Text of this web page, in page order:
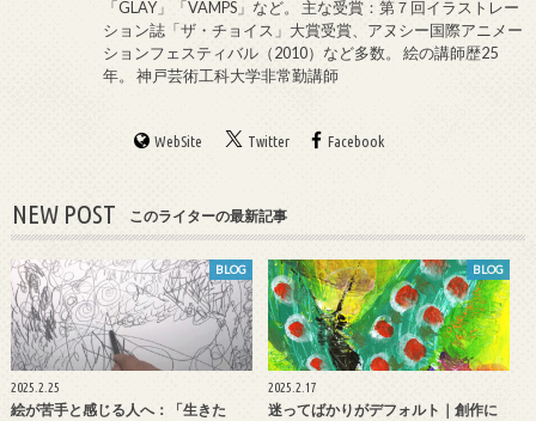
「GLAY」「VAMPS」など。 主な受賞：第７回イラストレー
ション誌「ザ・チョイス」大賞受賞、アヌシー国際アニメー
ションフェスティバル（2010）など多数。 絵の講師歴25
年。 神戸芸術工科大学非常勤講師
WebSite Twitter Facebook
NEW POST このライターの最新記事
BLOG
2025.2.25
絵が苦手と感じる人へ：「生きた
BLOG
2025.2.17
迷ってばかりがデフォルト｜創作に